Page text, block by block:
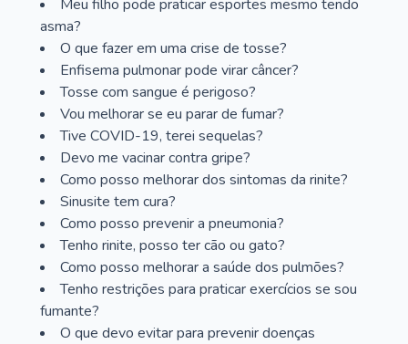
Meu filho pode praticar esportes mesmo tendo
asma?
O que fazer em uma crise de tosse?
Enfisema pulmonar pode virar câncer?
Tosse com sangue é perigoso?
Vou melhorar se eu parar de fumar?
Tive COVID-19, terei sequelas?
Devo me vacinar contra gripe?
Como posso melhorar dos sintomas da rinite?
Sinusite tem cura?
Como posso prevenir a pneumonia?
Tenho rinite, posso ter cão ou gato?
Como posso melhorar a saúde dos pulmões?
Tenho restrições para praticar exercícios se sou
fumante?
O que devo evitar para prevenir doenças